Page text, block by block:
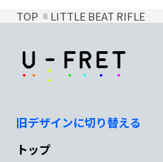
TOP LITTLE BEAT RIFLE
旧デザインに切り替える
トップ